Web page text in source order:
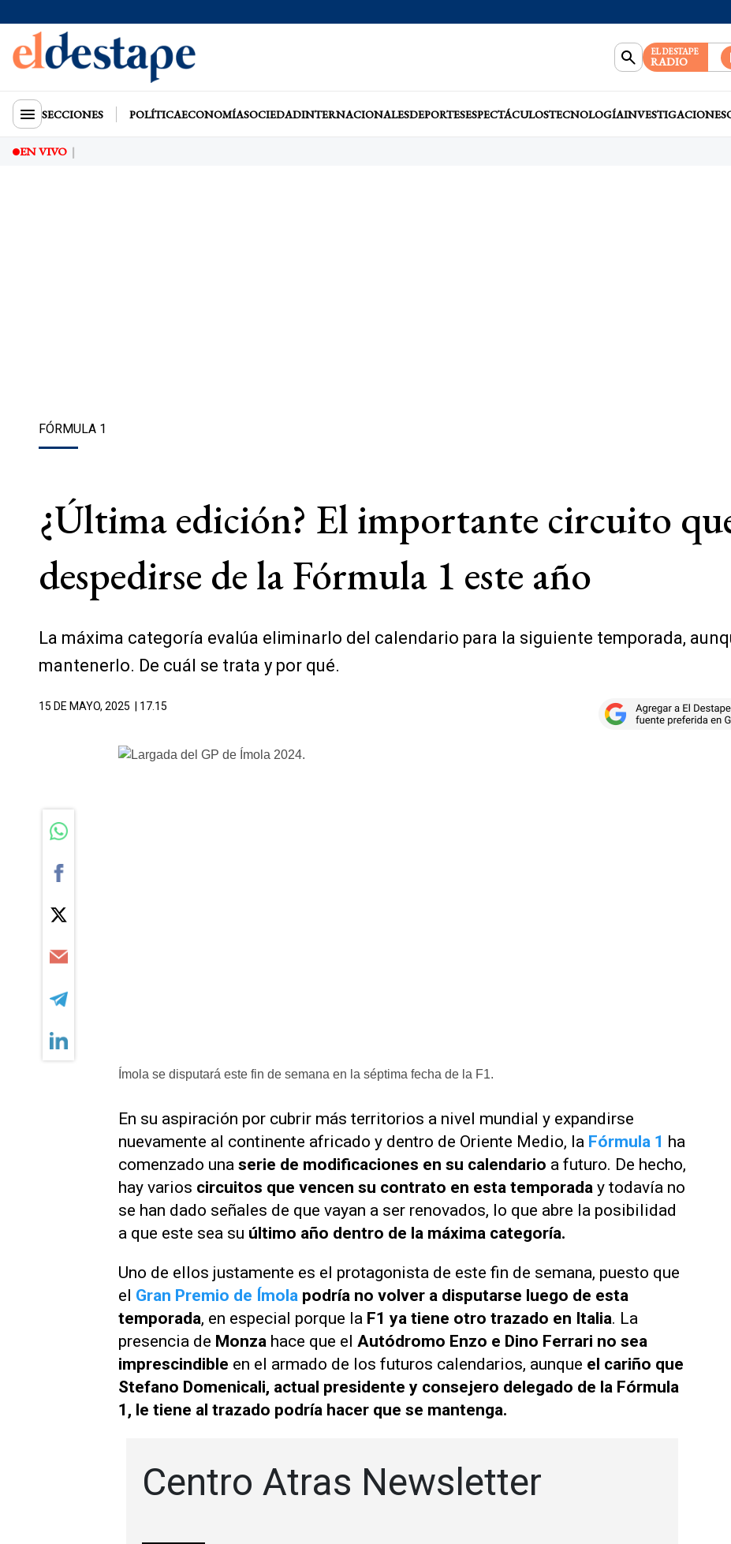
EL DESTAPE
RADIO
SECCIONES POLÍTICAECONOMÍASOCIEDADINTERNACIONALESDEPORTESESPECTÁCULOSTECNOLOGÍAINVESTIGACIONES
EN VIVO
FÓRMULA 1
¿Última edición? El importante circuito
despedirse de la Fórmula 1 este año
La máxima categoría evalúa eliminarlo del calendario para la siguiente temporada,
mantenerlo. De cuál se trata y por qué.
15 DE MAYO, 2025 | 17.15
Ímola se disputará este fin de semana en la séptima fecha de la F1.
En su aspiración por cubrir más territorios a nivel mundial y expandirse
nuevamente al continente africado y dentro de Oriente Medio, la Fórmula 1 ha
comenzado una serie de modificaciones en su calendario a futuro. De hecho,
hay varios circuitos que vencen su contrato en esta temporada y todavía no
se han dado señales de que vayan a ser renovados, lo que abre la posibilidad
a que este sea su último año dentro de la máxima categoría.
Uno de ellos justamente es el protagonista de este fin de semana, puesto que
el Gran Premio de Ímola podría no volver a disputarse luego de esta
temporada, en especial porque la F1 ya tiene otro trazado en Italia. La
presencia de Monza hace que el Autódromo Enzo e Dino Ferrari no sea
imprescindible en el armado de los futuros calendarios, aunque el cariño que
Stefano Domenicali, actual presidente y consejero delegado de la Fórmula
1, le tiene al trazado podría hacer que se mantenga.